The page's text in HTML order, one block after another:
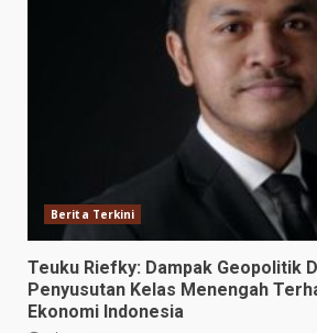
Berita Terkini
Teuku Riefky: Dampak Geopolitik
Penyusutan Kelas Menengah
Ekonomi Indonesia